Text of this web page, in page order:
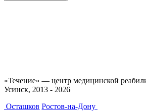
«Течение» — центр медицинской
Усинск, 2013 - 2026
Осташков Ростов-на-Дону